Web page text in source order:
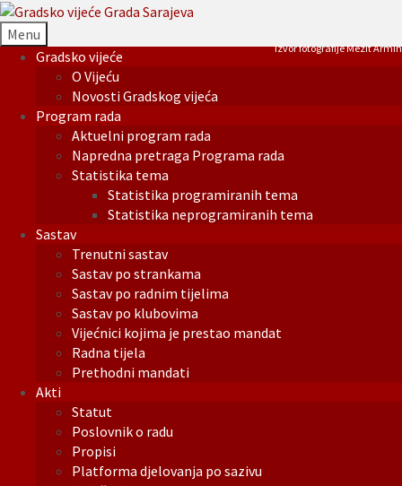
Menu
Gradsko vijeće
O Vijeću
Novosti Gradskog vijeća
Program rada
Aktuelni program rada
Napredna pretraga Programa rada
Statistika tema
Statistika programiranih tema
Statistika neprogramiranih tema
Sastav
Trenutni sastav
Sastav po strankama
Sastav po radnim tijelima
Sastav po klubovima
Vijećnici kojima je prestao mandat
Radna tijela
Prethodni mandati
Akti
Statut
Poslovnik o radu
Propisi
Platforma djelovanja po sazivu
Izvor fotografije Mezit Armin